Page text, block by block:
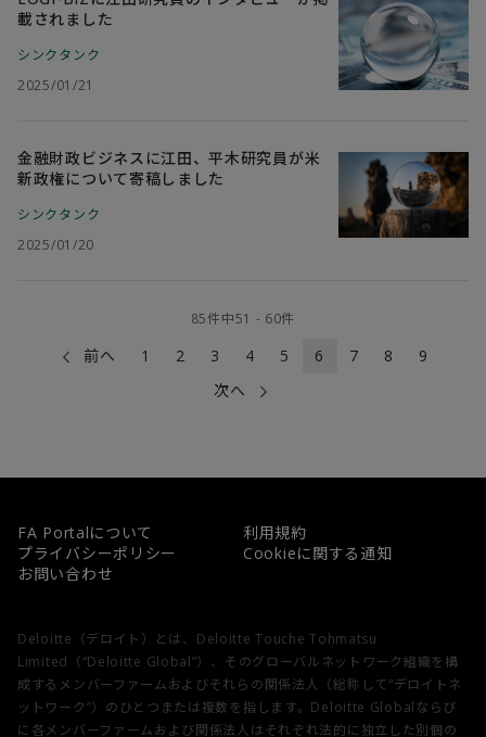
載されました
シンクタンク
2025/01/21
金融財政ビジネスに江田、平木研究員が米
新政権について寄稿しました
シンクタンク
2025/01/20
85件中51 - 60件
前へ 1 2 3 4 5 6 7 8
9
次へ
FA Portalについて
利用規約
プライバシーポリシー
Cookieに関する通知
お問い合わせ
Deloitte（デロイト）とは、Deloitte Touche Tohmatsu
Limited（“Deloitte Global”）、そのグローバルネットワーク組織を構
成するメンバーファームおよびそれらの関係法人（総称して“デロイトネ
ットワーク”）のひとつまたは複数を指します。Deloitte Globalならび
に各メンバーファームおよび関係法人はそれぞれ法的に独立した別個の